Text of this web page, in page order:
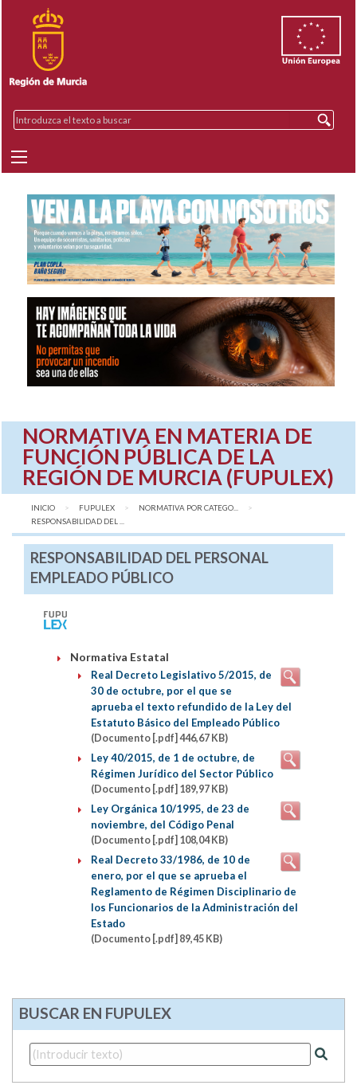
NORMATIVA EN MATERIA DE
FUNCIÓN PÚBLICA DE LA
REGIÓN DE MURCIA (FUPULEX)
INICIO FUPULEX
NORMATIVA POR CATEGO...
AQUÍ:
RESPONSABILIDAD DEL ...
RESPONSABILIDAD DEL PERSONAL
EMPLEADO PÚBLICO
Normativa Estatal
Real Decreto Legislativo 5/2015, de
30 de octubre, por el que se
aprueba el texto refundido de la Ley del
Estatuto Básico del Empleado Público
(Documento [.pdf] 446,67 KB)
Ley 40/2015, de 1 de octubre, de
Régimen Jurídico del Sector Público
(Documento [.pdf] 189,97 KB)
Ley Orgánica 10/1995, de 23 de
noviembre, del Código Penal
(Documento [.pdf] 108,04 KB)
Real Decreto 33/1986, de 10 de
enero, por el que se aprueba el
Reglamento de Régimen Disciplinario de
los Funcionarios de la Administración del
Estado
(Documento [.pdf] 89,45 KB)
BUSCAR EN FUPULEX